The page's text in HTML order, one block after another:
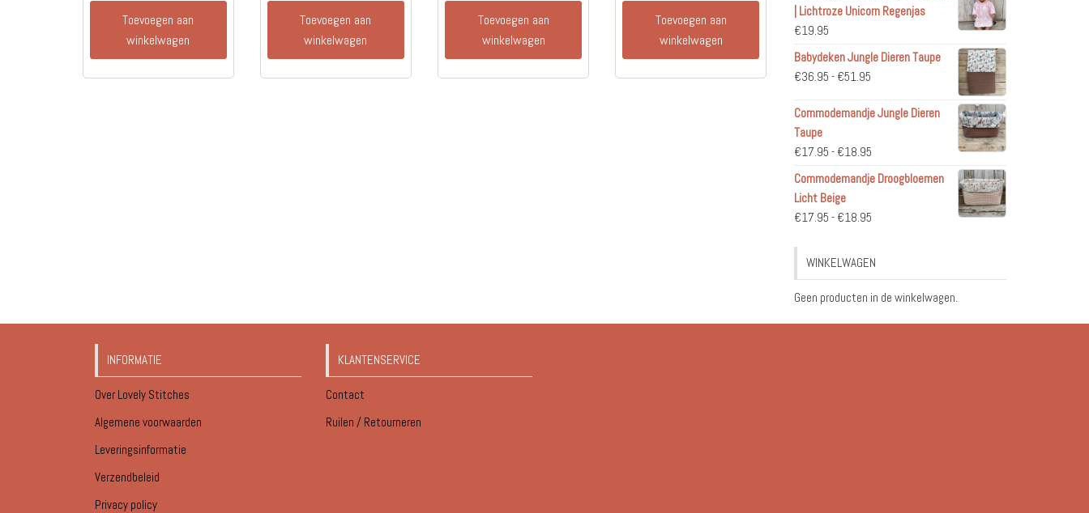
Toevoegen aan
winkelwagen
Toevoegen aan
winkelwagen
Toevoegen aan
winkelwagen
Toevoegen aan
winkelwagen
| Lichtroze Unicorn Regenjas
€19.95
Babydeken Jungle Dieren Taupe
€36.95 - €51.95Prijsklasse:
tot
Commodemandje Jungle Dieren
Taupe
€17.95 - €18.95Prijsklasse:
€17.95
€18.95
Commodemandje Droogbloemen
Licht Beige
€17.95 - €18.95Prijsklasse:
tot
WINKELWAGEN
Geen producten in de winkelwagen.
INFORMATIE
Over Lovely Stitches
Algemene voorwaarden
Leveringsinformatie
Verzendbeleid
Privacy policy
KLANTENSERVICE
Contact
Ruilen / Retourneren